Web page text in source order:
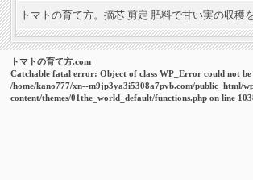
トマトの育て方。摘芯 剪定 肥料で甘い実の収穫を
トマトの育て方.com
Catchable fatal error: Object of class WP_Error could not
/home/kano777/xn--m9jp3ya3i5308a7pvb.com/public_html/
content/themes/01the_world_default/functions.php on line